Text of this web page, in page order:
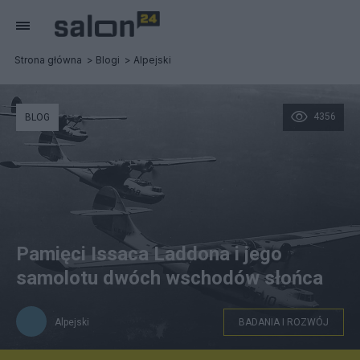
Strona główna Blogi Alpejski
4356
BLOG
Pamięci Issaca Laddona i jego
samolotu dwóch wschodów słońca
Alpejski BADANIA I ROZWÓJ